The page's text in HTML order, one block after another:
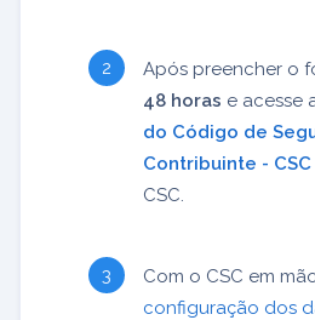
Após preencher o
48 horas e acesse
do Código de
Contribuinte - CSC
CSC.
Com o CSC em
configuração dos